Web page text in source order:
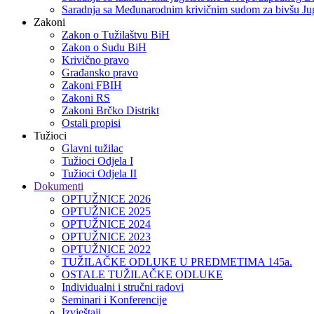
Saradnja sa Međunarodnim krivičnim sudom za bivšu
Zakoni
Zakon o Тužilaštvu BiH
Zakon o Sudu BiH
Krivično pravo
Građansko pravo
Zakoni FBIH
Zakoni RS
Zakoni Brčko Distrikt
Ostali propisi
Tužioci
Glavni tužilac
Tužioci Odjela I
Tužioci Odjela II
Dokumenti
OPTUŽNICE 2026
OPTUŽNICE 2025
OPTUŽNICE 2024
OPTUŽNICE 2023
OPTUŽNICE 2022
TUŽILAČKE ODLUKE U PREDMETIMA 145a.
OSTALE TUŽILAČKE ODLUKE
Individualni i stručni radovi
Seminari i Konferencije